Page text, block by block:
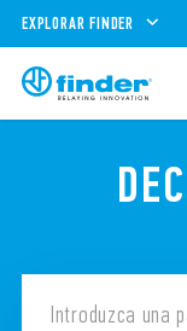
EXPLORAR FINDER